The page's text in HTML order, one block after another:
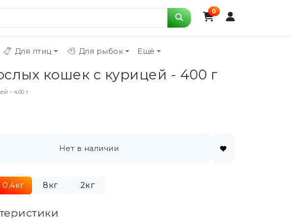
0
Для птиц Для рыбок Ещё
кошек с курицей - 400 г
- 400 г
Нет в наличии
0,4кг 8кг 2кг